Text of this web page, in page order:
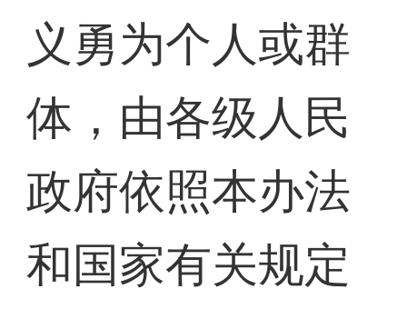
义勇为个人或群
体，由各级人民
政府依照本办法
和国家有关规定